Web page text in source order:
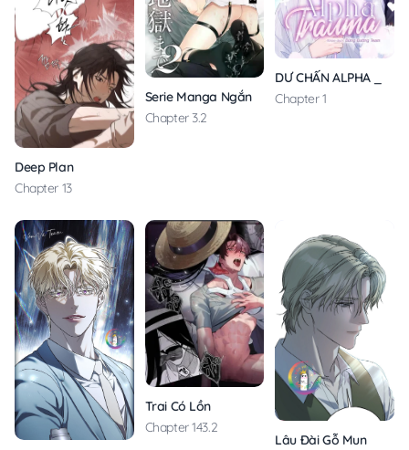
Deep Plan
Chapter 13
Serie Manga Ngắn Mlem
Chapter 3.2
DƯ CHẤN ALPHA _
Chapter 1
Trai Có Lồn
Chapter 143.2
Lâu Đài Gỗ Mun